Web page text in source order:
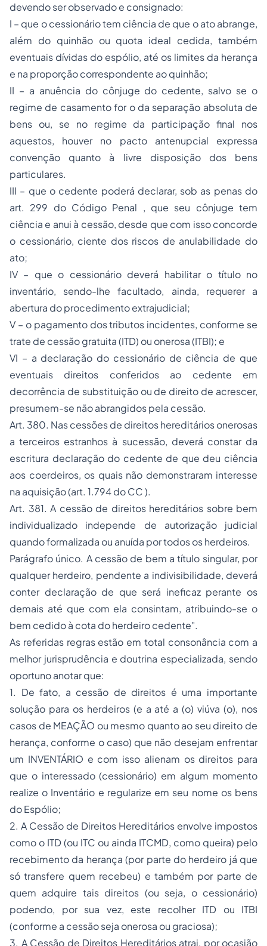
devendo ser observado e consignado:
I – que o cessionário tem ciência de que o ato abrange,
além do quinhão ou quota ideal cedida, também
eventuais dívidas do espólio, até os limites da herança
e na proporção correspondente ao quinhão;
II – a anuência do cônjuge do cedente, salvo se o
regime de casamento for o da separação absoluta de
bens ou, se no regime da participação final nos
aquestos, houver no pacto antenupcial expressa
convenção quanto à livre disposição dos bens
particulares.
III – que o cedente poderá declarar, sob as penas do
art. 299 do Código Penal , que seu cônjuge tem
ciência e anui à cessão, desde que com isso concorde
o cessionário, ciente dos riscos de anulabilidade do
ato;
IV – que o cessionário deverá habilitar o título no
inventário, sendo-lhe facultado, ainda, requerer a
abertura do procedimento extrajudicial;
V – o pagamento dos tributos incidentes, conforme se
trate de cessão gratuita (ITD) ou onerosa (ITBI); e
VI – a declaração do cessionário de ciência de que
eventuais direitos conferidos ao cedente em
decorrência de substituição ou de direito de acrescer,
presumem-se não abrangidos pela cessão.
Art. 380. Nas cessões de direitos hereditários onerosas
a terceiros estranhos à sucessão, deverá constar da
escritura declaração do cedente de que deu ciência
aos coerdeiros, os quais não demonstraram interesse
na aquisição (art. 1.794 do CC).
Art. 381. A cessão de direitos hereditários sobre bem
individualizado independe de autorização judicial
quando formalizada ou anuída por todos os herdeiros.
Parágrafo único. A cessão de bem a título singular, por
qualquer herdeiro, pendente a indivisibilidade, deverá
conter declaração de que será ineficaz perante os
demais até que com ela consintam, atribuindo-se o
bem cedido à cota do herdeiro cedente".
As referidas regras estão em total consonância com a
melhor jurisprudência e doutrina especializada, sendo
oportuno anotar que:
1. De fato, a cessão de direitos é uma importante
solução para os herdeiros (e a até a (o) viúva (o), nos
casos de MEAÇÃO ou mesmo quanto ao seu direito de
herança, conforme o caso) que não desejam enfrentar
um INVENTÁRIO e com isso alienam os direitos para
que o interessado (cessionário) em algum momento
realize o Inventário e regularize em seu nome os bens
do Espólio;
2. A Cessão de Direitos Hereditários envolve impostos
como o ITD (ou ITC ou ainda ITCMD, como queira) pelo
recebimento da herança (por parte do herdeiro já que
só transfere quem recebeu) e também por parte de
quem adquire tais direitos (ou seja, o cessionário)
podendo, por sua vez, este recolher ITD ou ITBI
(conforme a cessão seja onerosa ou graciosa);
3. A Cessão de Direitos Hereditários atrai, por ocasião